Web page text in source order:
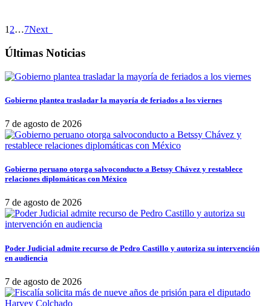
1 2…7Next
Últimas Noticias
Gobierno plantea trasladar la mayoría de feriados a los viernes
7 de agosto de 2026
Gobierno peruano otorga salvoconducto a Betssy Chávez y restablece
relaciones diplomáticas con México
7 de agosto de 2026
Poder Judicial admite recurso de Pedro Castillo y autoriza su intervención
en audiencia
7 de agosto de 2026